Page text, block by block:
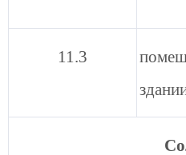
11.3